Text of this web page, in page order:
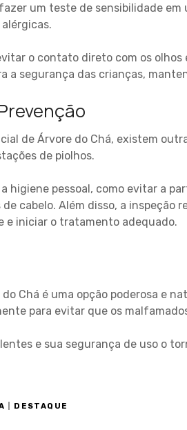
um teste de sensibilidade em
o contato direto com os
a segurança das crianças,
de Árvore do Chá, existem
de piolhos.
higiene pessoal, como evitar a
cabelo. Além disso, a
e iniciar o tratamento adequado.
Chá é uma opção poderosa e
para evitar que os
e sua segurança de uso o
DESTAQUE